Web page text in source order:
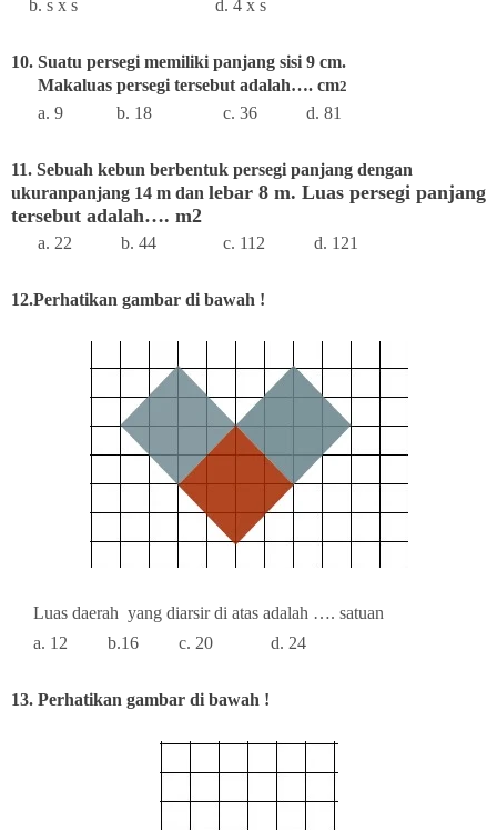
b. s x s d. 4 x s
10. Suatu persegi memiliki panjang sisi 9 cm.
Makaluas persegi tersebut adalah…. cm2
a. 9 b. 18 c. 36 d. 81
11. Sebuah kebun berbentuk persegi panjang dengan
ukuranpanjang 14 m dan lebar 8 m. Luas persegi panjang
tersebut adalah…. m2
a. 22 b. 44 c. 112 d. 121
12.Perhatikan gambar di bawah !
Luas daerah yang diarsir di atas adalah …. satuan
a. 12
b.16 c. 20 d. 24
13. Perhatikan gambar di bawah !